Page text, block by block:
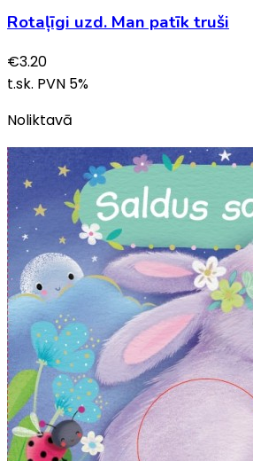
Rotaļīgi uzd. Man patīk truši
€3.20
t.sk. PVN 5%
Noliktavā